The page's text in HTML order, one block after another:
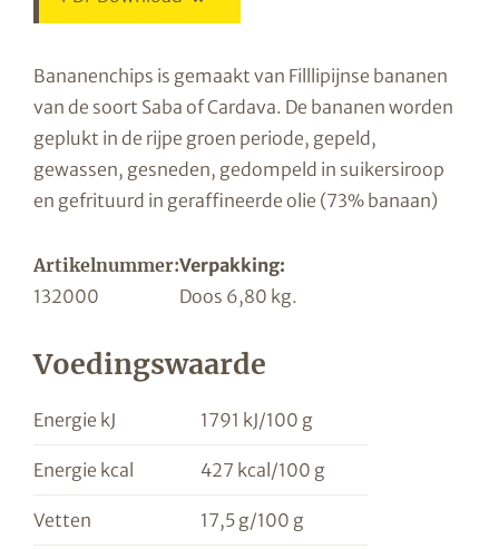
Bananenchips is gemaakt van Filllipijnse bananen
van de soort Saba of Cardava. De bananen worden
geplukt in de rijpe groen periode, gepeld,
gewassen, gesneden, gedompeld in suikersiroop
en gefrituurd in geraffineerde olie (73% banaan)
Artikelnummer:Verpakking:
132000
Doos 6,80 kg.
Voedingswaarde
Energie kJ 1791 kJ/100 g
Energie kcal 427 kcal/100 g
Vetten 17,5 g/100 g